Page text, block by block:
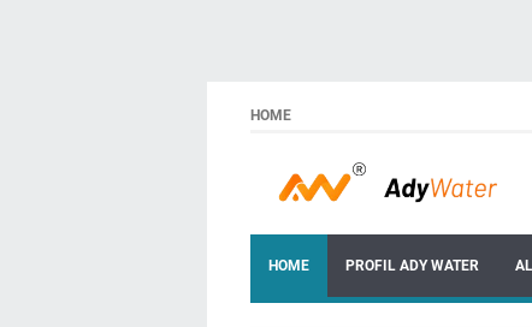
HOME
HOME PROFIL ADY WATER